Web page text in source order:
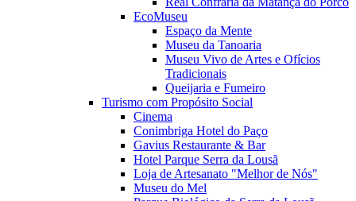
EcoMuseu
Espaço da Mente
Museu da Tanoaria
Museu Vivo de Artes e Ofícios
Tradicionais
Queijaria e Fumeiro
Turismo com Propósito Social
Cinema
Conimbriga Hotel do Paço
Gavius Restaurante & Bar
Hotel Parque Serra da Lousã
Loja de Artesanato "Melhor de Nós"
Museu do Mel